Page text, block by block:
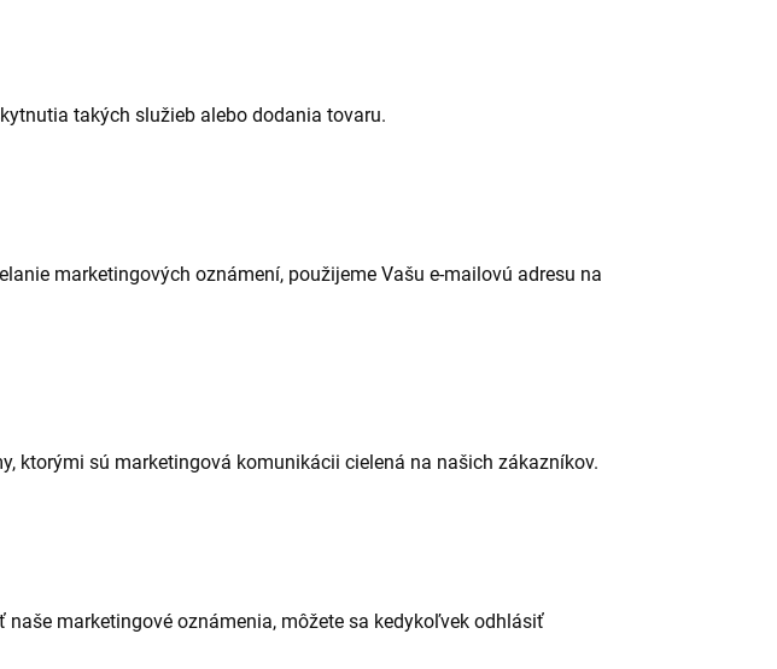
takých služieb alebo dodania tovaru.
marketingových oznámení, použijeme Vašu e-mailovú adresu na
ktorými sú marketingová komunikácii cielená na našich zákazníkov.
marketingové oznámenia, môžete sa kedykoľvek odhlásiť